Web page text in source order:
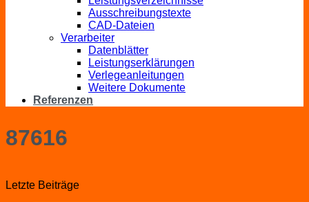
Ausschreibungstexte
CAD-Dateien
Verarbeiter
Datenblätter
Leistungserklärungen
Verlegeanleitungen
Weitere Dokumente
Referenzen
87616
Letzte Beiträge